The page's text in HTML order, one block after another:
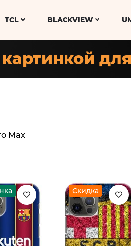
TCL BLACKVIEW
Скидка